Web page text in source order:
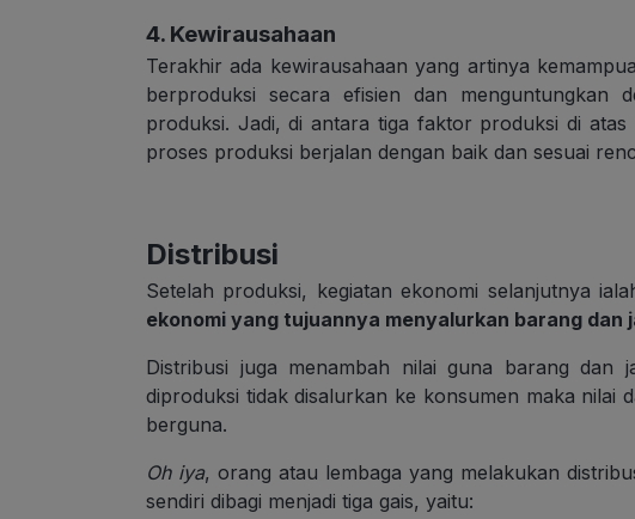
4. Kewirausahaan
Terakhir ada kewirausahaan yang artinya
berproduksi secara efisien dan menguntungkan
produksi. Jadi, di antara tiga faktor produksi di
proses produksi berjalan dengan baik dan sesuai
Distribusi
Setelah produksi, kegiatan ekonomi selanjutnya
ekonomi yang tujuannya menyalurkan barang dan
Distribusi juga menambah nilai guna barang dan
diproduksi tidak disalurkan ke konsumen maka nilai
berguna.
Oh iya, orang atau lembaga yang melakukan
sendiri dibagi menjadi tiga gais, yaitu: